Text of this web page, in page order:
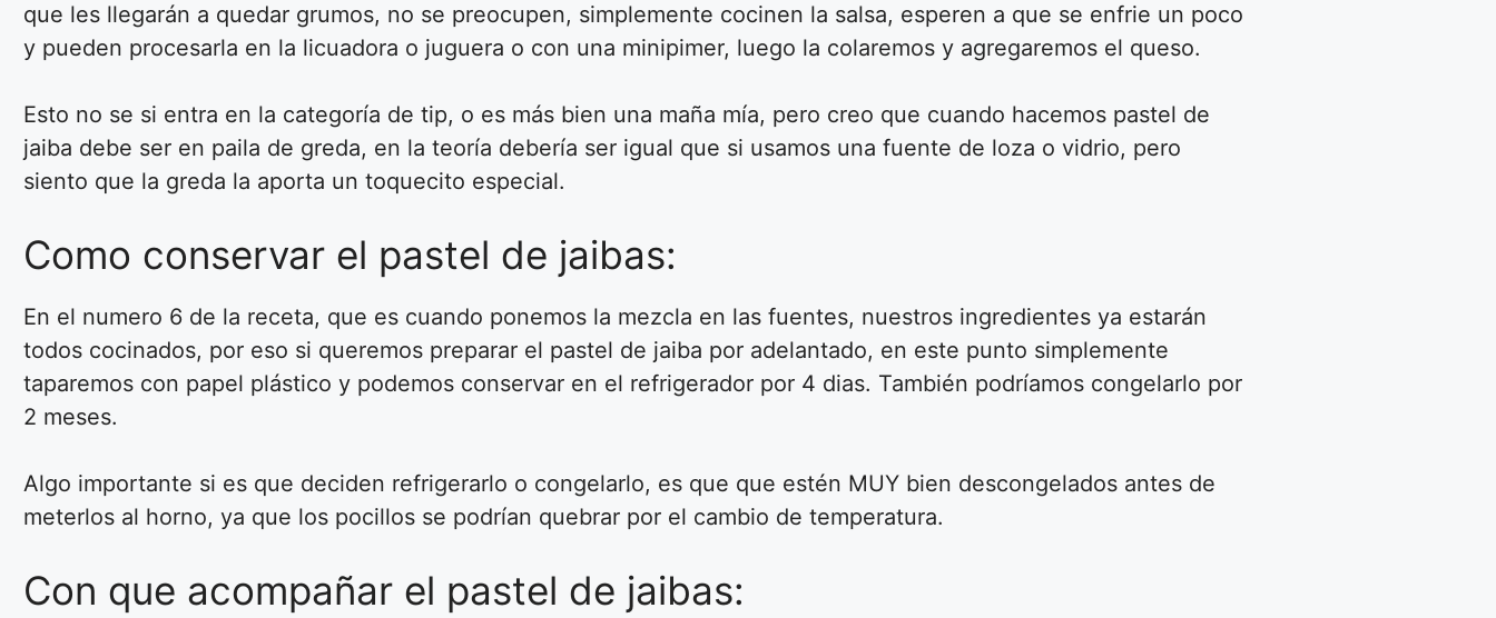
que les llegarán a quedar grumos, no se preocupen, simplemente cocinen la salsa, esperen a que se enfrie un poco
y pueden procesarla en la licuadora o juguera o con una minipimer, luego la colaremos y agregaremos el queso.
Esto no se si entra en la categoría de tip, o es más bien una maña mía, pero creo que cuando hacemos pastel de
jaiba debe ser en paila de greda, en la teoría debería ser igual que si usamos una fuente de loza o vidrio, pero
siento que la greda la aporta un toquecito especial.
Como conservar el pastel de jaibas:
En el numero 6 de la receta, que es cuando ponemos la mezcla en las fuentes, nuestros ingredientes ya estarán
todos cocinados, por eso si queremos preparar el pastel de jaiba por adelantado, en este punto simplemente
taparemos con papel plástico y podemos conservar en el refrigerador por 4 dias. También podríamos congelarlo por
2 meses.
Algo importante si es que deciden refrigerarlo o congelarlo, es que que estén MUY bien descongelados antes de
meterlos al horno, ya que los pocillos se podrían quebrar por el cambio de temperatura.
Con que acompañar el pastel de jaibas: